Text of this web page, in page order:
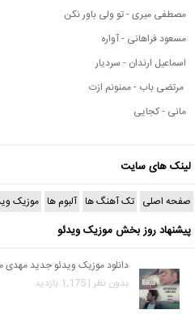
مصطفی میری - تو ولی باور نکن
مسعود فراهانی - آواره
اسماعیل ارندان - سردیار
مرتضی باب - ممنونم ازت
مانی - کجایی
لینک های سایت
صفحه اصلی تک آهنگ ها آلبوم ها موزیک
پیشنهاد روز بخش موزیک ویدئو
دانلود موزیک ویدئو جدید
بدون نظر | 1,175 بازدید